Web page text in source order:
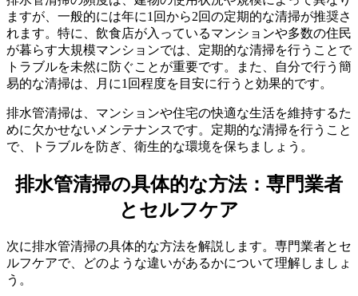
排水管清掃の基本情報
ますが、一般的には年に1回から2回の定期的な清掃が推奨さ
れます。特に、飲食店が入っているマンションや多数の住民
が暮らす大規模マンションでは、定期的な清掃を行うことで
トラブルを未然に防ぐことが重要です。また、自分で行う簡
易的な清掃は、月に1回程度を目安に行うと効果的です。
排水管清掃は、マンションや住宅の快適な生活を維持するた
めに欠かせないメンテナンスです。定期的な清掃を行うこと
で、トラブルを防ぎ、衛生的な環境を保ちましょう。
排水管清掃の具体的な方法：専門業者
とセルフケア
次に排水管清掃の具体的な方法を解説します。専門業者とセ
ルフケアで、どのような違いがあるかについて理解しましょ
う。